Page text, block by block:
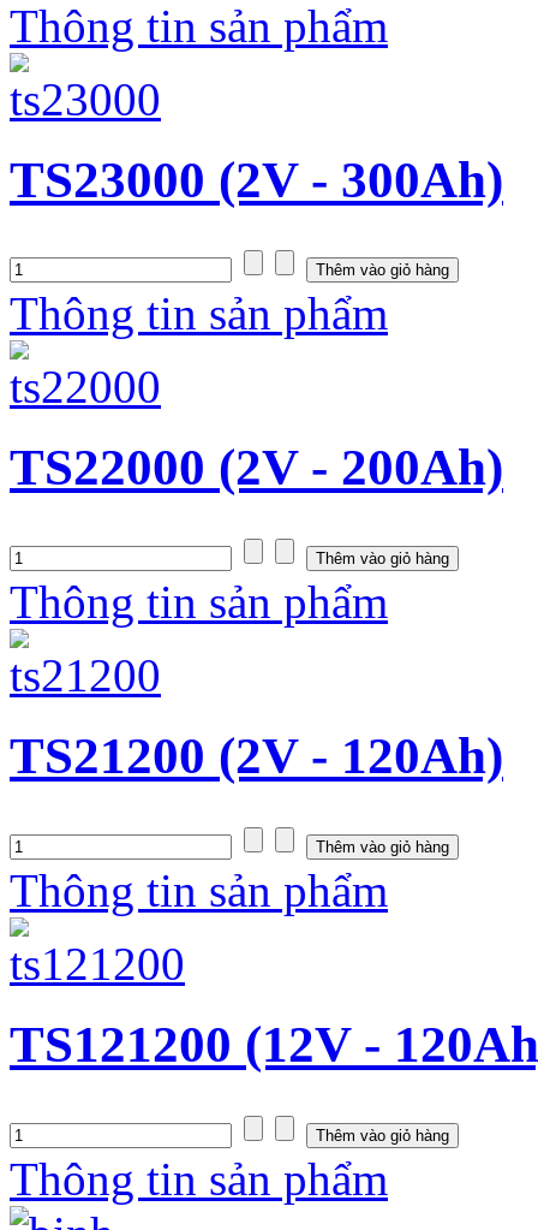
Thông tin sản phẩm
TS23000 (2V - 300Ah)
Thông tin sản phẩm
TS22000 (2V - 200Ah)
Thông tin sản phẩm
TS21200 (2V - 120Ah)
Thông tin sản phẩm
TS121200 (12V -
Thông tin sản phẩm